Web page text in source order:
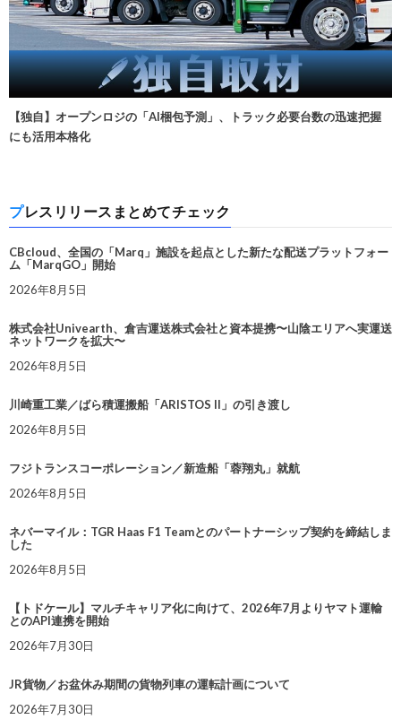
【独自】オープンロジの「AI梱包予測」、トラック必要台数の迅速把握
にも活用本格化
プレスリリースまとめてチェック
CBcloud、全国の「Marq」施設を起点とした新たな配送プラットフォー
ム「MarqGO」開始
2026年8月5日
株式会社Univearth、倉吉運送株式会社と資本提携〜山陰エリアへ実運送
ネットワークを拡大〜
2026年8月5日
川崎重工業／ばら積運搬船「ARISTOS II」の引き渡し
2026年8月5日
フジトランスコーポレーション／新造船「蓉翔丸」就航
2026年8月5日
ネバーマイル：TGR Haas F1 Teamとのパートナーシップ契約を締結しま
した
2026年8月5日
【トドケール】マルチキャリア化に向けて、2026年7月よりヤマト運輸
とのAPI連携を開始
2026年7月30日
JR貨物／お盆休み期間の貨物列車の運転計画について
2026年7月30日